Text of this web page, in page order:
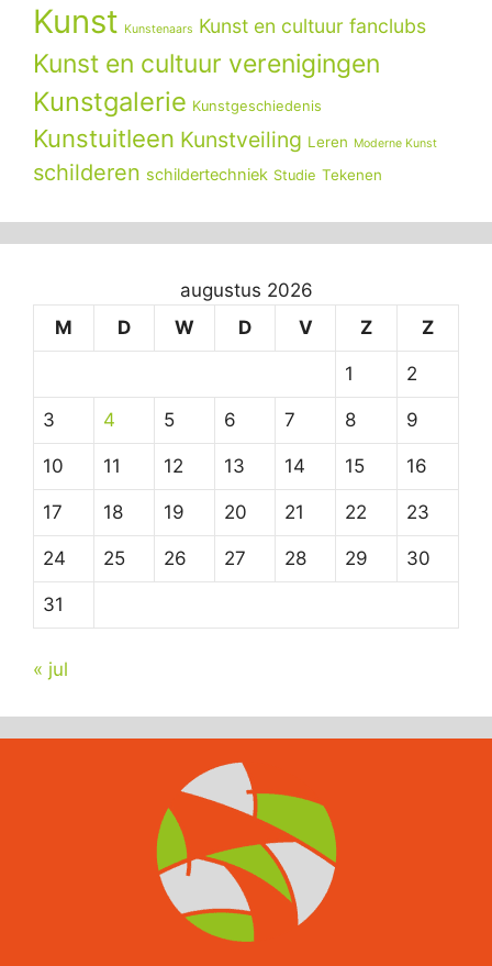
Kunst Kunstenaars Kunst en cultuur fanclubs
Kunst en cultuur verenigingen
Kunstgalerie Kunstgeschiedenis
Kunstuitleen Kunstveiling Leren Moderne Kunst
schilderen schildertechniek Studie Tekenen
augustus 2026
M
D W D V Z Z
1 2
3 4 5 6 7 8 9
10 11 12 13 14 15 16
17 18 19 20 21 22 23
24 25 26 27 28 29 30
31
« jul